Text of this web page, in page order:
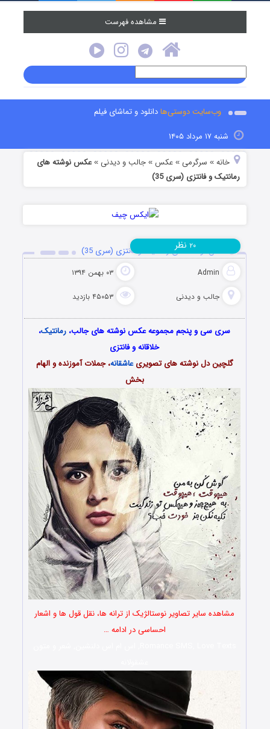
مشاهده فهرست
وب‌سایت دوستی‌هادانلود و تماشای فیلم
شنبه ۱۷ مرداد ۱۴۰۵
خانه » سرگرمی »عکس »جالب و دیدنی »عکس نوشته های
رمانتیک و فانتزی (سری 35)
عکس نوشته های رمانتیک و فانتزی (سری 35)
Admin ۰۳ بهمن ۱۳۹۴
جالب و دیدنی ۴۵۰۵۳ بازدید
۲۰ نظر
سری سی و پنجم مجموعه عکس نوشته های جالب، رمانتیک،
خلاقانه و فانتزی
گلچین دل نوشته های تصویریعاشقانه، جملات آموزنده و الهام
بخش
مشاهده سایر تصاویر نوستالژیک از ترانه ها، نقل قول ها و اشعار
احساسی در ادامه …